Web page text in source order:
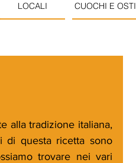
LOCALI CUOCHI E OSTI
alla tradizione italiana,
di questa ricetta sono
trovare nei vari